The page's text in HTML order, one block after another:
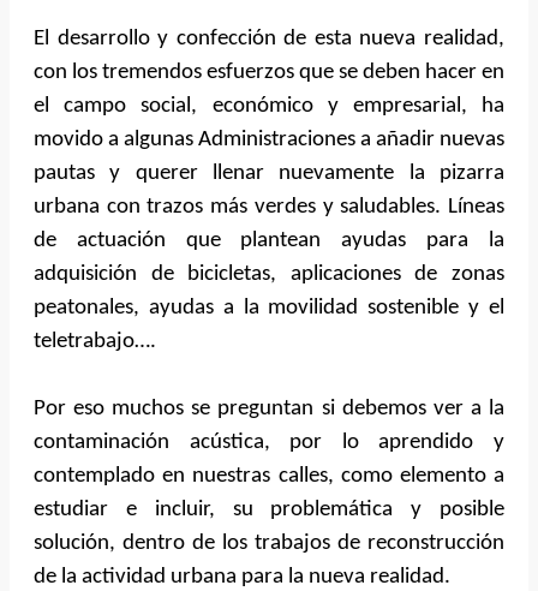
El desarrollo y confección de esta nueva realidad,
con los tremendos esfuerzos que se deben hacer en
el campo social, económico y empresarial, ha
movido a algunas Administraciones a añadir nuevas
pautas y querer llenar nuevamente la pizarra
urbana con trazos más verdes y saludables. Líneas
de actuación que plantean ayudas para la
adquisición de bicicletas, aplicaciones de zonas
peatonales, ayudas a la movilidad sostenible y el
teletrabajo….
Por eso muchos se preguntan si debemos ver a la
contaminación acústica, por lo aprendido y
contemplado en nuestras calles, como elemento a
estudiar e incluir, su problemática y posible
solución, dentro de los trabajos de reconstrucción
de la actividad urbana para la nueva realidad.